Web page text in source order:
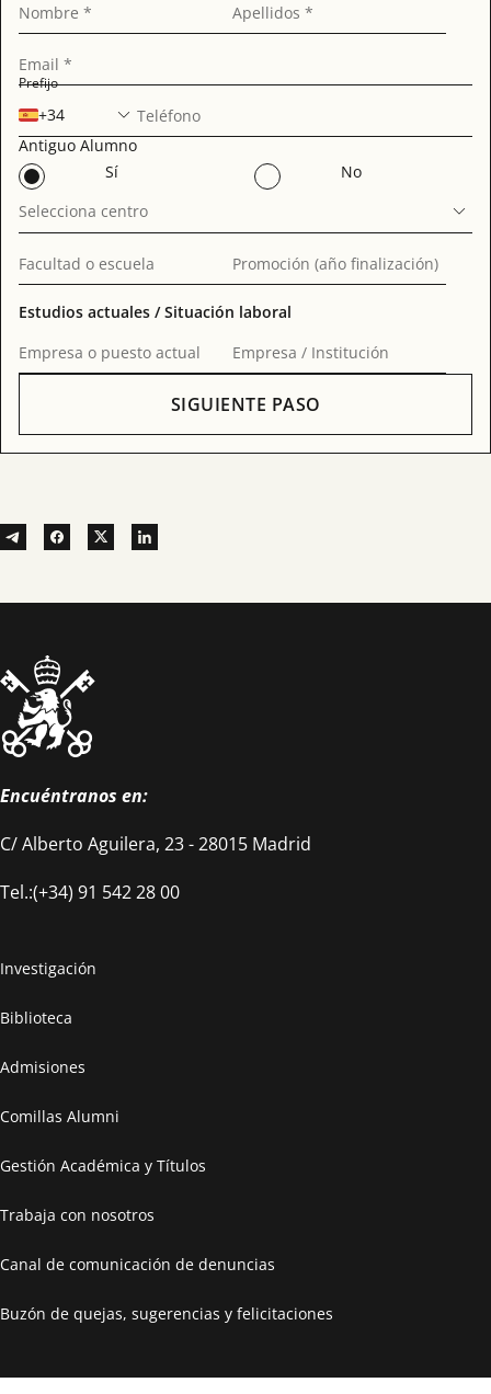
Nombre * Apellidos *
Email *
+34
Prefijo
Teléfono
Antiguo Alumno
Sí
No
Selecciona centro
Facultad o escuela Promoción (año finalización)
Estudios actuales / Situación laboral
Empresa o puesto actual
Empresa / Institución
SIGUIENTE PASO
Encuéntranos en:
C/ Alberto Aguilera, 23 - 28015 Madrid
Tel.:(+34) 91 542 28 00
Investigación
Biblioteca
Admisiones
Comillas Alumni
Gestión Académica y Títulos
Trabaja con nosotros
Canal de comunicación de denuncias
Buzón de quejas, sugerencias y felicitaciones